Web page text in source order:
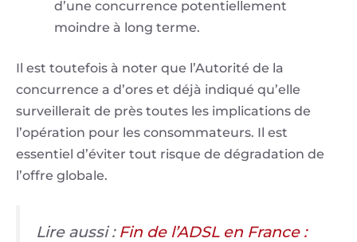
d’une concurrence potentiellement
moindre à long terme.
Il est toutefois à noter que l’Autorité de la
concurrence a d’ores et déjà indiqué qu’elle
surveillerait de près toutes les implications de
l’opération pour les consommateurs. Il est
essentiel d’éviter tout risque de dégradation de
l’offre globale.
Lire aussi : Fin de l’ADSL en France :